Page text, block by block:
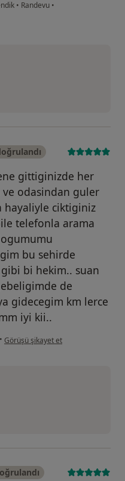
• Randevu •
gittiginizde her
odasindan guler
hayaliyle ciktiginiz
telefonla arama
bu sehirde
bi hekim.. suan
de
gidecegim km lerce
iyi kii..
• kullanıcının görüşüne göre de...n
Görüşü şikayet et